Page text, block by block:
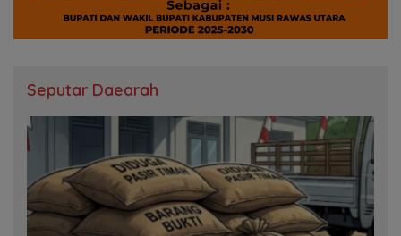
Seputar Daearah